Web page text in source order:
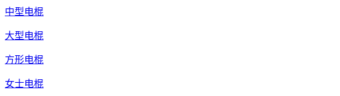
中型电棍
大型电棍
方形电棍
女士电棍